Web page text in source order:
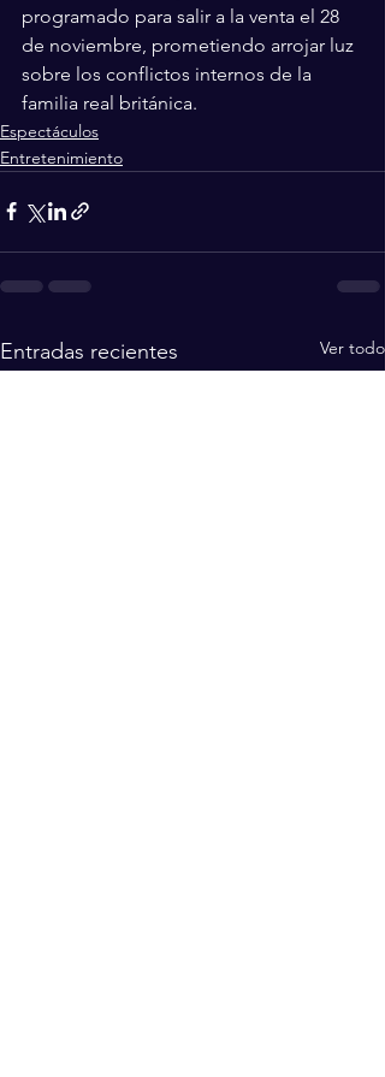
programado para salir a la venta el 28
de noviembre, prometiendo arrojar luz
sobre los conflictos internos de la
familia real británica.
Espectáculos
Entretenimiento
Entradas recientes Ver todo